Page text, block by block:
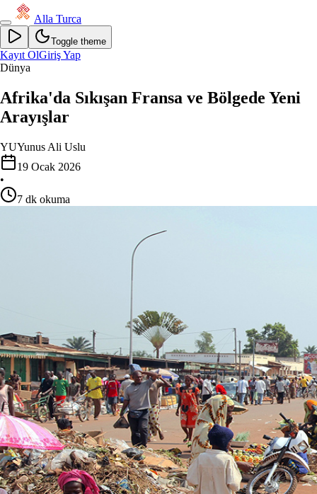
Alla Turca
Toggle theme
Kayıt OlGiriş Yap
Dünya
Afrika'da Sıkışan Fransa ve Bölgede Yeni
Arayışlar
YUYunus Ali Uslu
19 Ocak 2026
•
7 dk okuma